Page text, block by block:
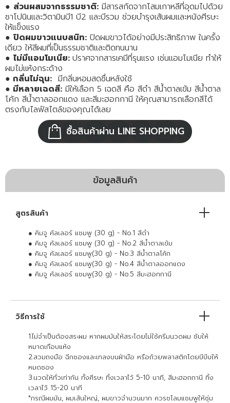
● ส่วนผสมจากธรรมชาติ: มีสารสกัดจากโสมเกาหลีที่อุดมไปด้วย
ซาโปนินและวิตามินบี1 บี2 และบีรวม ช่วยบำรุงเส้นผมและหนังศีรษะ
ให้แข็งแรง
● ปิดผมขาวแนบสนิท: ปิดผมขาวได้อย่างมีประสิทธิภาพ ในครั้ง
เดียว ให้สีผมที่เป็นธรรมชาติและติดทนนาน
● ไม่มีแอมโมเนีย: ปราศจากสารเคมีที่รุนแรง เช่นแอมโมเนีย ทำให้
ผมไม่แห้งกระด้าง
● กลิ่นไม่ฉุน: มีกลิ่นหอมสดชื่นหลังใช้
● มีหลายเฉดสี: มีให้เลือก 5 เฉดสี คือ สีดำ สีน้ำตาลเข้ม สีน้ำตาล
โค้ก สีน้ำตาลออกแดง และสีมะฮอกกานี ให้คุณสามารถเลือกสีได้
ตรงกับไลฟ์สไตล์ของคุณได้เลย
ซื้อสินค้าผ่าน LINE SHOPPING
ข้อมูลสินค้า
สูตรสินค้า
● คิมจู คัลเลอร์ แชมพู (30 g) - No.1 สีดำ
● คิมจู คัลเลอร์ แชมพู (30 g) - No.2 สีน้ำตาลเข้ม
● คิมจู คัลเลอร์ แชมพู(30 g) - No.3 สีน้ำตาลโค้ก
● คิมจู คัลเลอร์ แชมพู(30 g) - No.4 สีน้ำตาลออกแดง
● คิมจู คัลเลอร์ แชมพู(30 g) - No.5 สีมะฮอกกานี
วิธีการใช้
1.ไม่จำเป็นต้องสระผม หากผมมันให้สระโดยไม่ใช้ครีมนวดผม ซับให้
หมาดเกือบแห้ง
2.สวมถงมือ ฉีกซองและเทลงบนฝ่ามือ หรือถ้วยพลาสติกโดยบีบีบให้
หมดซอง
3.นวดให้ทั่วเท่ากัน ทั้งศีรษะ ทิ้งเวลาไว้ 5-10 นาที, สีมะฮอกกานี ทิ้ง
เวลาไว้ 15-20 นาที
*กรณีผมมัน, ผมเส้นใหญ่, ผมขาวจำนวนมาก ควรชโลมแชมพูให้ชุ่ม